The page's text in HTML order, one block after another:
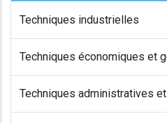
Techniques industrielles
Techniques économiques et
Techniques administratives